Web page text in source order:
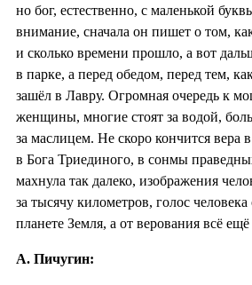
но бог, естественно, с маленькой
внимание, сначала он пишет о том,
и сколько времени прошло, а вот
в парке, а перед обедом, перед тем,
зашёл в Лавру. Огромная очередь к
женщины, многие стоят за водой,
за маслицем. Не скоро кончится вера
в Бога Триединого, в сонмы
махнула так далеко, изображения
за тысячу километров, голос
планете Земля, а от верования всё ещё
А. Пичугин: